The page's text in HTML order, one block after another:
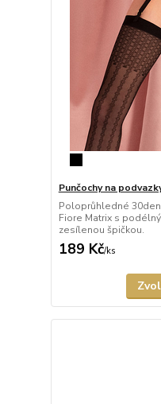
Punčochy na
Poloprůhledné
Fiore Matrix s
zesílenou špičkou.
189 Kč/ks